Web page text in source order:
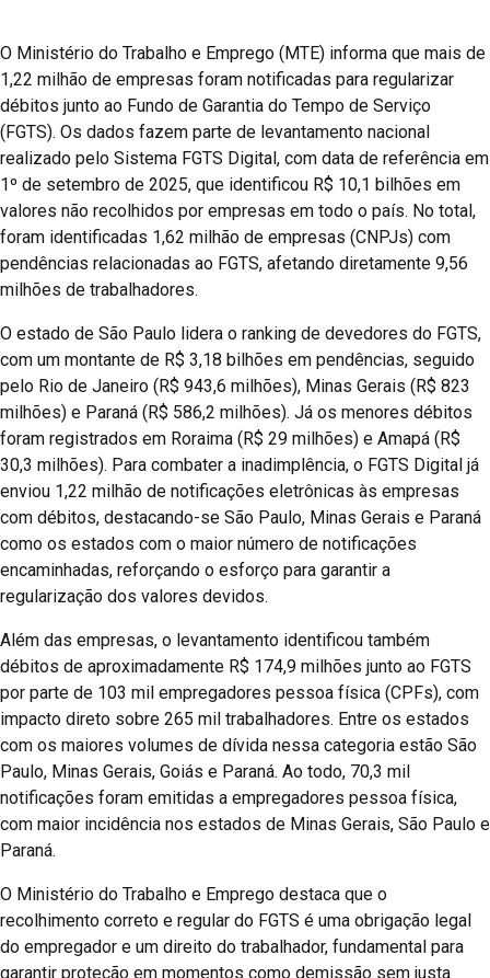
O Ministério do Trabalho e Emprego (MTE) informa que mais de
1,22 milhão de empresas foram notificadas para regularizar
débitos junto ao Fundo de Garantia do Tempo de Serviço
(FGTS). Os dados fazem parte de levantamento nacional
realizado pelo Sistema FGTS Digital, com data de referência em
1º de setembro de 2025, que identificou R$ 10,1 bilhões em
valores não recolhidos por empresas em todo o país. No total,
foram identificadas 1,62 milhão de empresas (CNPJs) com
pendências relacionadas ao FGTS, afetando diretamente 9,56
milhões de trabalhadores.
O estado de São Paulo lidera o ranking de devedores do FGTS,
com um montante de R$ 3,18 bilhões em pendências, seguido
pelo Rio de Janeiro (R$ 943,6 milhões), Minas Gerais (R$ 823
milhões) e Paraná (R$ 586,2 milhões). Já os menores débitos
foram registrados em Roraima (R$ 29 milhões) e Amapá (R$
30,3 milhões). Para combater a inadimplência, o FGTS Digital já
enviou 1,22 milhão de notificações eletrônicas às empresas
com débitos, destacando-se São Paulo, Minas Gerais e Paraná
como os estados com o maior número de notificações
encaminhadas, reforçando o esforço para garantir a
regularização dos valores devidos.
Além das empresas, o levantamento identificou também
débitos de aproximadamente R$ 174,9 milhões junto ao FGTS
por parte de 103 mil empregadores pessoa física (CPFs), com
impacto direto sobre 265 mil trabalhadores. Entre os estados
com os maiores volumes de dívida nessa categoria estão São
Paulo, Minas Gerais, Goiás e Paraná. Ao todo, 70,3 mil
notificações foram emitidas a empregadores pessoa física,
com maior incidência nos estados de Minas Gerais, São Paulo e
Paraná.
O Ministério do Trabalho e Emprego destaca que o
recolhimento correto e regular do FGTS é uma obrigação legal
do empregador e um direito do trabalhador, fundamental para
garantir proteção em momentos como demissão sem justa